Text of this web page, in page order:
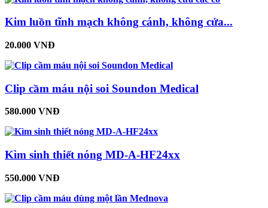
Kim luồn tĩnh mạch không cánh, không cửa...
20.000 VNĐ
Clip cầm máu nội soi Soundon Medical
580.000 VNĐ
Kìm sinh thiết nóng MD-A-HF24xx
550.000 VNĐ